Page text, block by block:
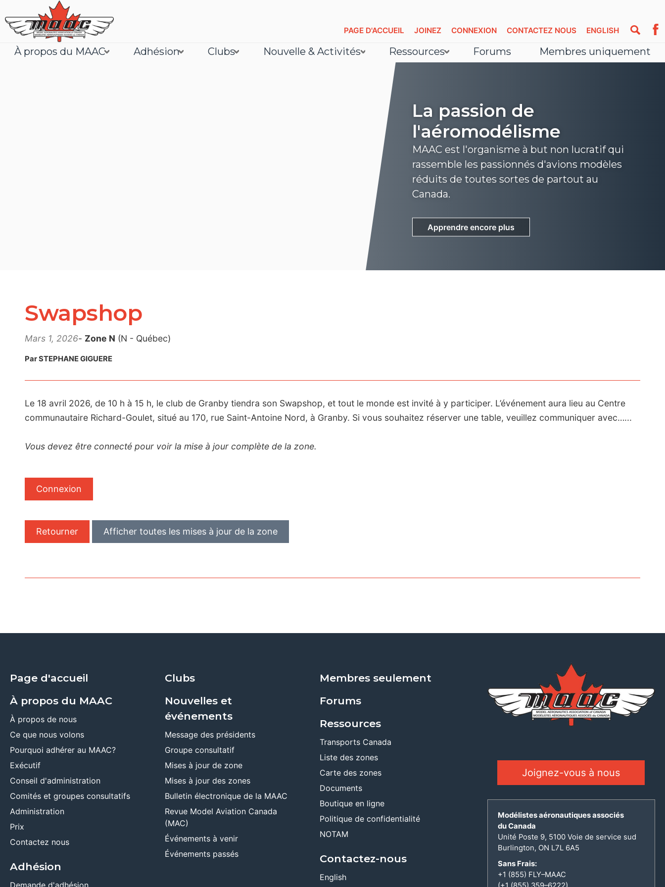
ENGLISH
CONTACTEZ NOUS
CONNEXION
JOINEZ
PAGE D'ACCUEIL
À propos du MAAC Adhésion Clubs Nouvelle & Activités Ressources Forums Membres uniquement
La passion de
l'aéromodélisme
MAAC est l'organisme à but non lucratif qui
rassemble les passionnés d'avions modèles
réduits de toutes sortes de partout au
Canada.
Apprendre encore plus
Apprendre encore plus
Swapshop
Mars 1, 2026- Zone N (N - Québec)
Par STEPHANE GIGUERE
Le 18 avril 2026, de 10 h à 15 h, le club de Granby tiendra son Swapshop, et tout le monde est invité à y participer. L’événement aura lieu au Centre
communautaire Richard-Goulet, situé au 170, rue Saint-Antoine Nord, à Granby. Si vous souhaitez réserver une table, veuillez communiquer avec…...
Vous devez être connecté pour voir la mise à jour complète de la zone.
Connexion
Retourner Afficher toutes les mises à jour de la zone
Page d'accueil
À propos du MAAC
À propos de nous
Ce que nous volons
Pourquoi adhérer au MAAC?
Exécutif
Conseil d'administration
Comités et groupes consultatifs
Administration
Prix
Contactez nous
Adhésion
Demande d'adhésion
Clubs
Nouvelles et
événements
Message des présidents
Groupe consultatif
Mises à jour de zone
Mises à jour des zones
Bulletin électronique de la MAAC
Revue Model Aviation Canada
(MAC)
Événements à venir
Événements passés
Membres seulement
Forums
Ressources
Transports Canada
Liste des zones
Carte des zones
Documents
Boutique en ligne
Politique de confidentialité
NOTAM
Contactez-nous
English
Joignez-vous à nous
Modélistes aéronautiques associés
du Canada
Unité Poste 9, 5100 Voie de service sud
Burlington, ON L7L 6A5
Sans Frais:
+1 (855) FLY–MAAC